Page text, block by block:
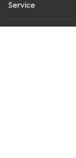
Service